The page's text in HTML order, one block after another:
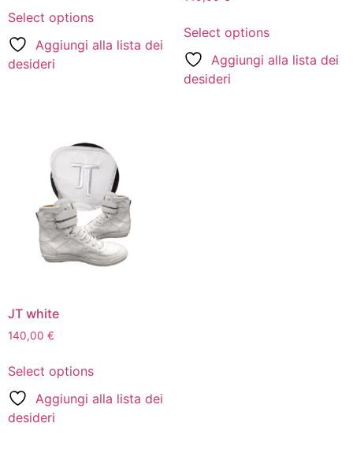
Select options
Aggiungi alla lista dei
desideri
Select options
Aggiungi alla lista dei
desideri
JT white
140,00 €
Select options
Aggiungi alla lista dei
desideri